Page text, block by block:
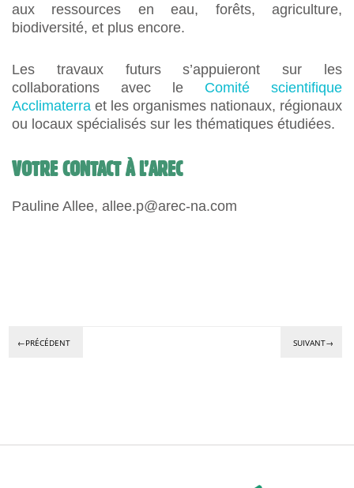
aux ressources en eau, forêts, agriculture,
biodiversité, et plus encore.
Les travaux futurs s’appuieront sur les
collaborations avec le Comité scientifique
Acclimaterra et les organismes nationaux, régionaux
ou locaux spécialisés sur les thématiques étudiées.
VOTRE CONTACT À L’AREC
Pauline Allee, allee.p@arec-na.com
←PRÉCÉDENT SUIVANT→